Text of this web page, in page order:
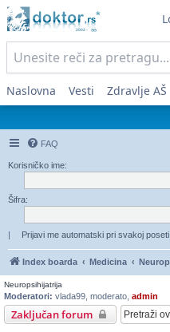
Naslovna Vesti Zdravlje AŠ
FAQ
Korisničko ime:
Šifra:
| Prijavi me automatski pri svakoj poseti
Index boarda Medicina
Neuropsihijatrija
Moderatori: vlada99 moderato admin
Zaključan forum